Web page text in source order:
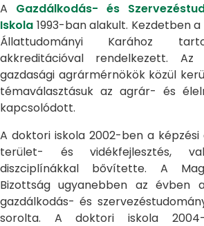
A Gazdálkodás- és
Iskola 1993-ban alakult. Kezdetben
Állattudományi Karához
akkreditációval rendelkezett.
gazdasági agrármérnökök közül
témaválasztásuk az agrár- és
kapcsolódott.
A doktori iskola 2002-ben a
terület- és vidékfejlesztés,
diszciplínákkal bővítette. A
Bizottság ugyanebben az évben
gazdálkodás- és
sorolta. A doktori iskola